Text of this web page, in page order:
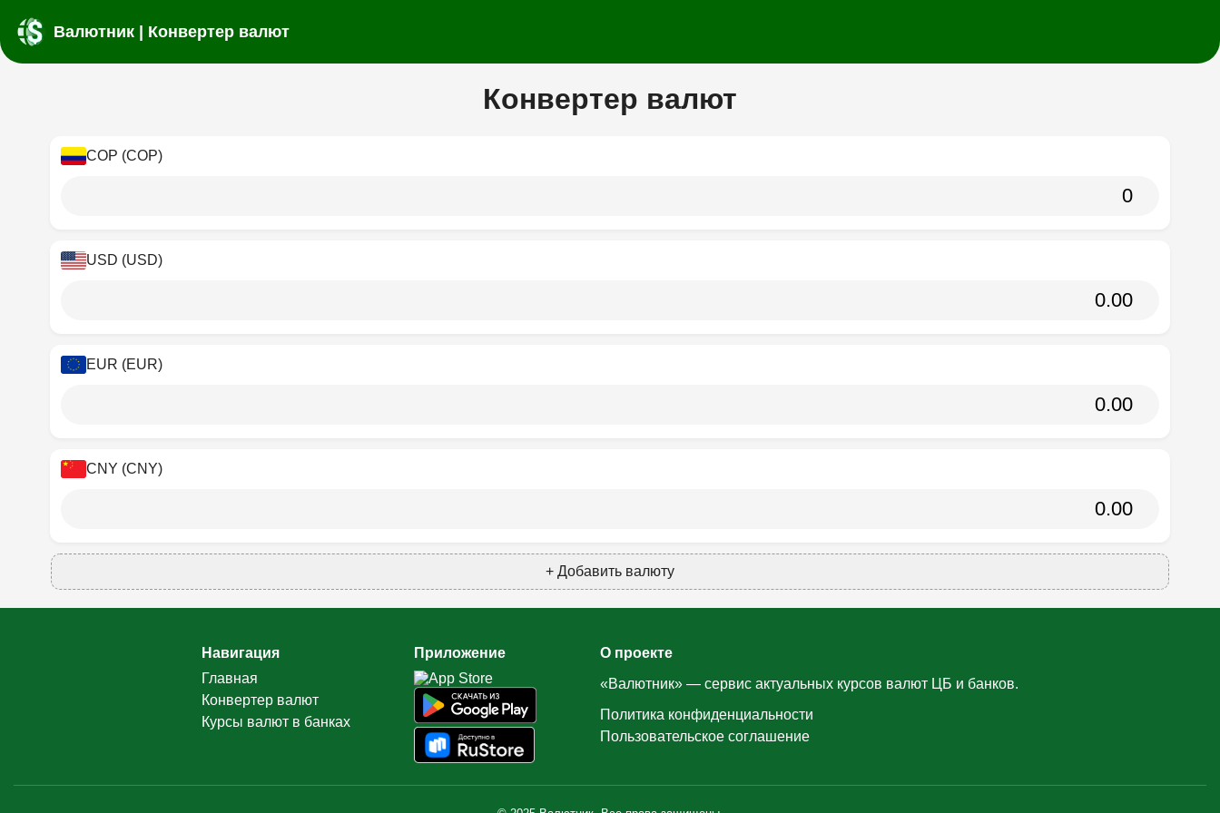
Валютник | Конвертер валют
Конвертер валют
COP (COP)
USD (USD)
EUR (EUR)
CNY (CNY)
+ Добавить валюту
Навигация
Главная
Конвертер валют
Курсы валют в банках
Приложение
О проекте
«Валютник» — сервис актуальных курсов валют ЦБ и банков.
Политика конфиденциальности
Пользовательское соглашение